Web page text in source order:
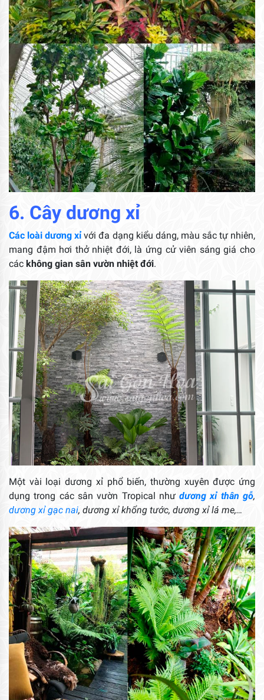
6. Cây dương xỉ
Các loài dương xỉ với đa dạng kiểu dáng, màu sắc tự nhiên,
mang đậm hơi thở nhiệt đới, là ứng cử viên sáng giá cho
các không gian sân vườn nhiệt đới.
Một vài loại dương xỉ phổ biến, thường xuyên được ứng
dụng trong các sân vườn Tropical nhưdương xỉ thân gỗ,
dương xỉ gạc nai, dương xỉ khổng tước, dương xỉ lá me,…